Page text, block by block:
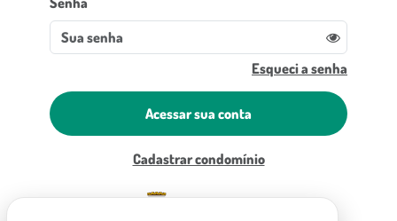
Esqueci a senha
Acessar sua conta
Cadastrar condomínio